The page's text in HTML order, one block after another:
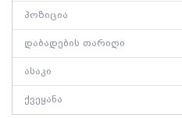
პოზიცია
დაბადების თარიღი
ასაკი
ქვეყანა